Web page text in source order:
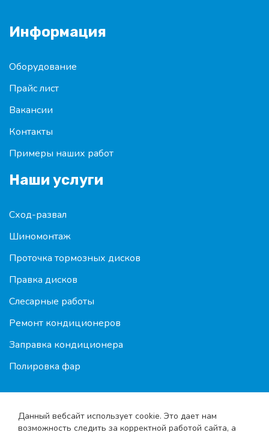
Данный вебсайт использует cookie. Это дает нам
возможность следить за корректной работой сайта, а
Информация
Оборудование
Прайс лист
Вакансии
Контакты
Примеры наших работ
Наши услуги
Сход-развал
Шиномонтаж
Проточка тормозных дисков
Правка дисков
Слесарные работы
Ремонт кондиционеров
Заправка кондиционера
Полировка фар